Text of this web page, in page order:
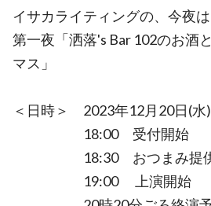
イサカライティングの、今夜
第一夜「洒落's Bar 102のお酒
マス」
＜日時＞ 2023年12月20日(水)
18:00 受付開始
18:30 おつまみ提供
19:00 上演開始